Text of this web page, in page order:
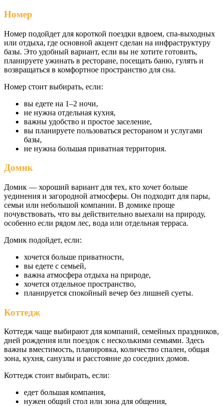
Номер
Номер подойдет для короткой поездки вдвоем, спа-выходных
или отдыха, где основной акцент сделан на инфраструктуру
базы. Это удобный вариант, если вы не хотите готовить,
планируете ужинать в ресторане, посещать баню, гулять и
возвращаться в комфортное пространство для сна.
Номер стоит выбирать, если:
вы едете на 1–2 ночи,
не нужна отдельная кухня,
важны удобство и простое заселение,
вы планируете пользоваться рестораном и услугами
базы,
не нужна большая приватная территория.
Домик
Домик — хороший вариант для тех, кто хочет больше
уединения и загородной атмосферы. Он подходит для пары,
семьи или небольшой компании. В домике проще
почувствовать, что вы действительно выехали на природу,
особенно если рядом лес, вода или отдельная терраса.
Домик подойдет, если:
хочется больше приватности,
вы едете с семьей,
важна атмосфера отдыха на природе,
хочется отдельное пространство,
планируется спокойный вечер без лишней суеты.
Коттедж
Коттедж чаще выбирают для компаний, семейных праздников,
дней рождения или поездок с несколькими семьями. Здесь
важны вместимость, планировка, количество спален, общая
зона, кухня, санузлы и расстояние до соседних домов.
Коттедж стоит выбирать, если:
едет большая компания,
нужен общий стол или зона для общения,